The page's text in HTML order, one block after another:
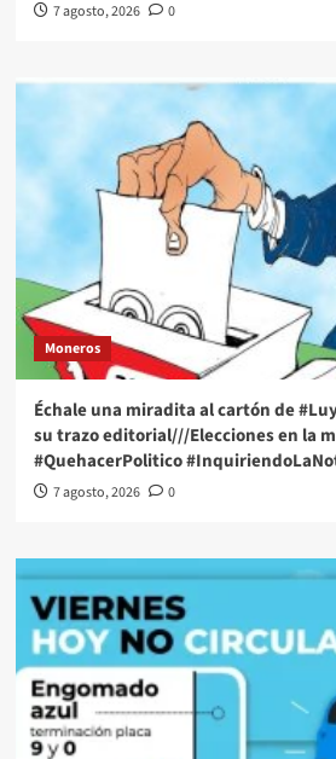
7 agosto, 2026 0
Moneros
Échale una miradita al cartón de
su trazo editorial///Elecciones en la
#QuehacerPolitico
7 agosto, 2026 0